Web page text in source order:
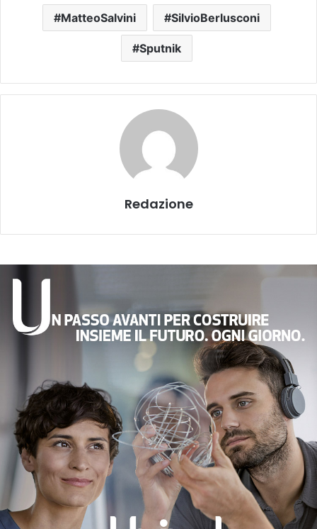
MatteoSalvini SilvioBerlusconi
Sputnik
Redazione